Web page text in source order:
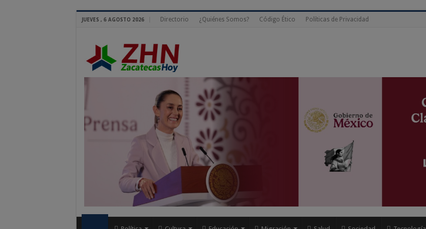
JUEVES , 6 AGOSTO 2026 Directorio ¿Quiénes Somos? Código Ético Políticas de Privacidad